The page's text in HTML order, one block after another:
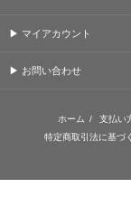
▶ マイアカウント
▶ お問い合わせ
ホーム / 支払い
特定商取引法に基づ